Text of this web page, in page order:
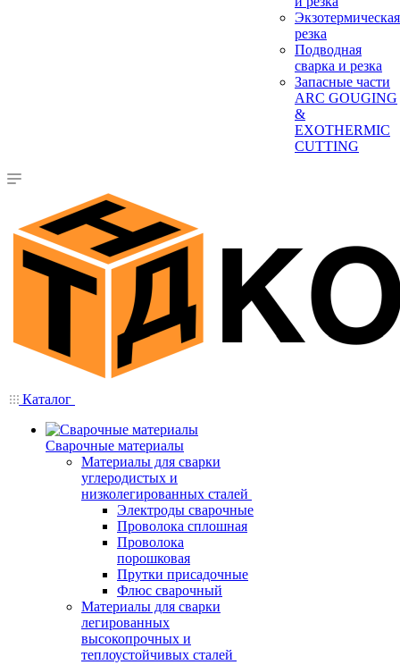
Экзотермическая
резка
Подводная
сварка и резка
Запасные части
ARC GOUGING
&
EXOTHERMIC
CUTTING
Каталог
Сварочные материалы
Материалы для сварки
углеродистых и
низколегированных сталей
Электроды сварочные
Проволока сплошная
Проволока
порошковая
Прутки присадочные
Флюс сварочный
Материалы для сварки
легированных
высокопрочных и
теплоустойчивых сталей